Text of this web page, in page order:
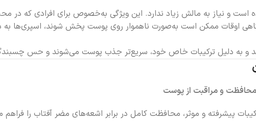
است و نیاز به مالش زیاد ندارد. این ویژگی به‌خصوص برای افرادی که
اوقات ممکن است به‌صورت ناهموار روی پوست پخش شوند، اسپری‌ها
و به دلیل ترکیبات خاص خود، سریع‌تر جذب پوست می‌شوند و حس
و مراقبت از پوست